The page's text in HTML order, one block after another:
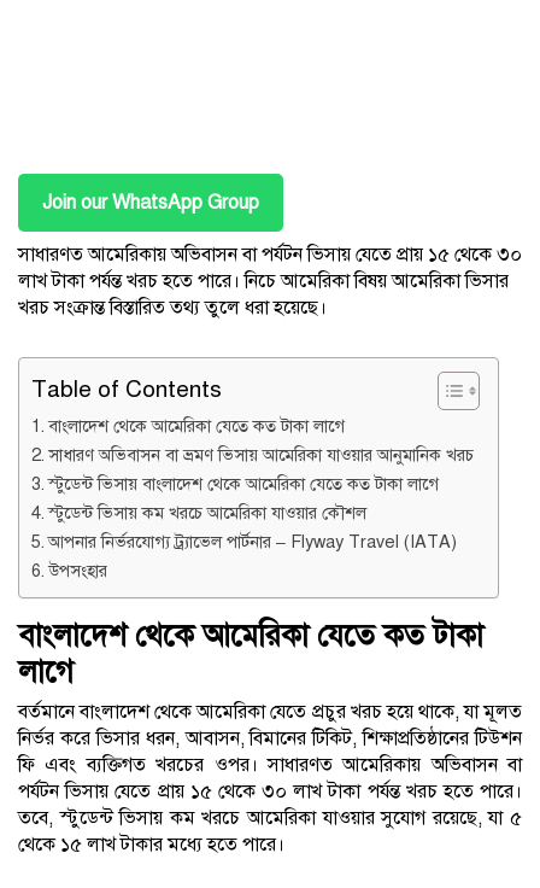
Join our WhatsApp Group
সাধারণত আমেরিকায় অভিবাসন বা পর্যটন ভিসায় যেতে প্রায় ১৫ থেকে ৩০
লাখ টাকা পর্যন্ত খরচ হতে পারে। নিচে আমেরিকা বিষয় আমেরিকা ভিসার
খরচ সংক্রান্ত বিস্তারিত তথ্য তুলে ধরা হয়েছে।
Table of Contents
বাংলাদেশ থেকে আমেরিকা যেতে কত টাকা লাগে
সাধারণ অভিবাসন বা ভ্রমণ ভিসায় আমেরিকা যাওয়ার আনুমানিক খরচ
স্টুডেন্ট ভিসায় বাংলাদেশ থেকে আমেরিকা যেতে কত টাকা লাগে
স্টুডেন্ট ভিসায় কম খরচে আমেরিকা যাওয়ার কৌশল
আপনার নির্ভরযোগ্য ট্র্যাভেল পার্টনার – Flyway Travel (IATA)
উপসংহার
বাংলাদেশ থেকে আমেরিকা যেতে কত টাকা
লাগে
বর্তমানে বাংলাদেশ থেকে আমেরিকা যেতে প্রচুর খরচ হয়ে থাকে, যা মূলত
নির্ভর করে ভিসার ধরন, আবাসন, বিমানের টিকিট, শিক্ষাপ্রতিষ্ঠানের টিউশন
ফি এবং ব্যক্তিগত খরচের ওপর। সাধারণত আমেরিকায় অভিবাসন বা
পর্যটন ভিসায় যেতে প্রায় ১৫ থেকে ৩০ লাখ টাকা পর্যন্ত খরচ হতে পারে।
তবে, স্টুডেন্ট ভিসায় কম খরচে আমেরিকা যাওয়ার সুযোগ রয়েছে, যা ৫
থেকে ১৫ লাখ টাকার মধ্যে হতে পারে।